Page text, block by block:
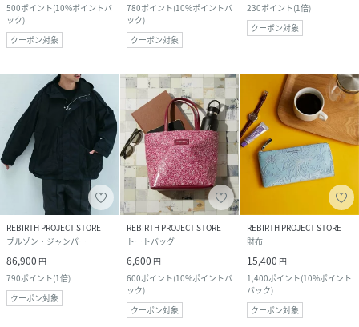
500ポイント(10%ポイントバ
ック)
クーポン対象
780ポイント(10%ポイントバ
ック)
クーポン対象
230ポイント(1倍)
クーポン対象
REBIRTH PROJECT STORE
ブルゾン・ジャンパー
86,900 円
790ポイント(1倍)
クーポン対象
REBIRTH PROJECT STORE
トートバッグ
6,600 円
600ポイント(10%ポイントバ
ック)
クーポン対象
REBIRTH PROJECT STORE
財布
15,400 円
1,400ポイント(10%ポイント
バック)
クーポン対象